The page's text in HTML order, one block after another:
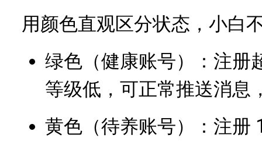
用颜色直观区分状态，小白
绿色（健康账号）：注册
等级低，可正常推送消息
黄色（待养账号）：注册